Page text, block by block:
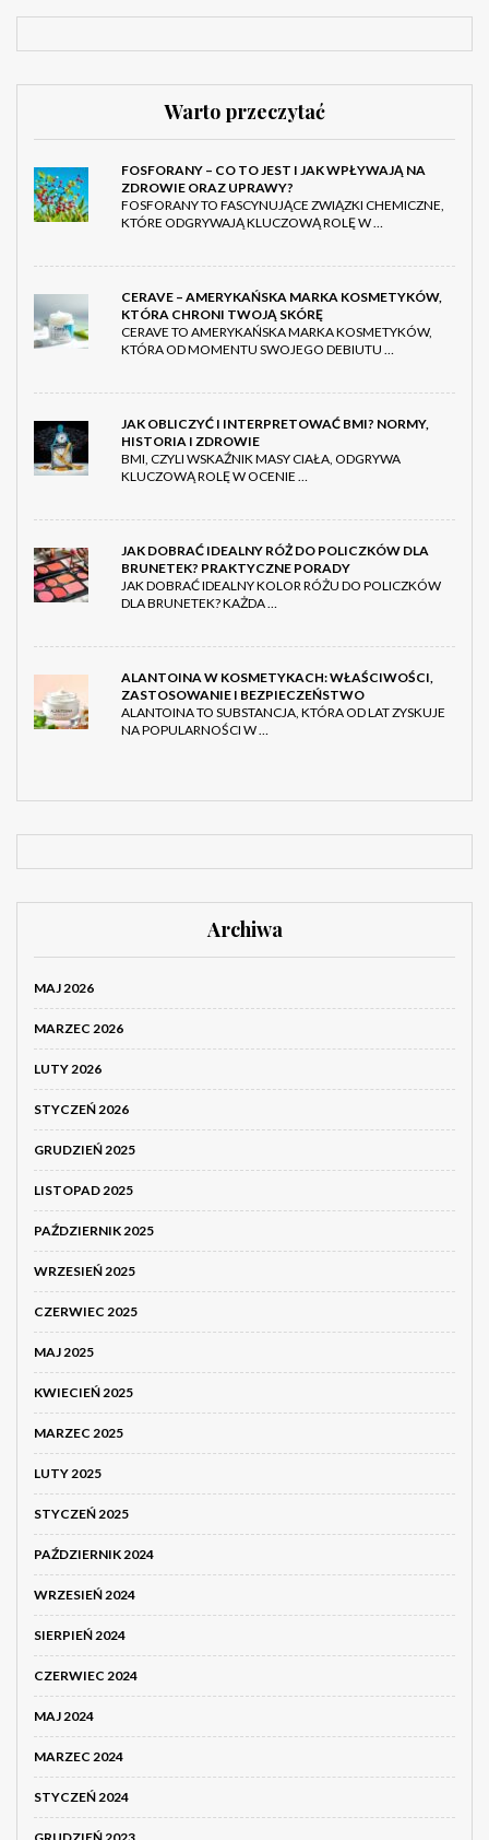
Warto przeczytać
FOSFORANY – CO TO JEST I JAK WPŁYWAJĄ NA
ZDROWIE ORAZ UPRAWY?
FOSFORANY TO FASCYNUJĄCE ZWIĄZKI CHEMICZNE,
KTÓRE ODGRYWAJĄ KLUCZOWĄ ROLĘ W …
CERAVE – AMERYKAŃSKA MARKA KOSMETYKÓW,
KTÓRA CHRONI TWOJĄ SKÓRĘ
CERAVE TO AMERYKAŃSKA MARKA KOSMETYKÓW,
KTÓRA OD MOMENTU SWOJEGO DEBIUTU …
JAK OBLICZYĆ I INTERPRETOWAĆ BMI? NORMY,
HISTORIA I ZDROWIE
BMI, CZYLI WSKAŹNIK MASY CIAŁA, ODGRYWA
KLUCZOWĄ ROLĘ W OCENIE …
JAK DOBRAĆ IDEALNY RÓŻ DO POLICZKÓW DLA
BRUNETEK? PRAKTYCZNE PORADY
JAK DOBRAĆ IDEALNY KOLOR RÓŻU DO POLICZKÓW
DLA BRUNETEK? KAŻDA …
ALANTOINA W KOSMETYKACH: WŁAŚCIWOŚCI,
ZASTOSOWANIE I BEZPIECZEŃSTWO
ALANTOINA TO SUBSTANCJA, KTÓRA OD LAT ZYSKUJE
NA POPULARNOŚCI W …
Archiwa
MAJ 2026
MARZEC 2026
LUTY 2026
STYCZEŃ 2026
GRUDZIEŃ 2025
LISTOPAD 2025
PAŹDZIERNIK 2025
WRZESIEŃ 2025
CZERWIEC 2025
MAJ 2025
KWIECIEŃ 2025
MARZEC 2025
LUTY 2025
STYCZEŃ 2025
PAŹDZIERNIK 2024
WRZESIEŃ 2024
SIERPIEŃ 2024
CZERWIEC 2024
MAJ 2024
MARZEC 2024
STYCZEŃ 2024